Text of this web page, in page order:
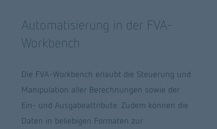
Automatisierung in der FVA-
Workbench
Die FVA-Workbench erlaubt die Steuerung und
Manipulation aller Berechnungen sowie der
Ein- und Ausgabeattribute. Zudem können die
Daten in beliebigen Formaten zur